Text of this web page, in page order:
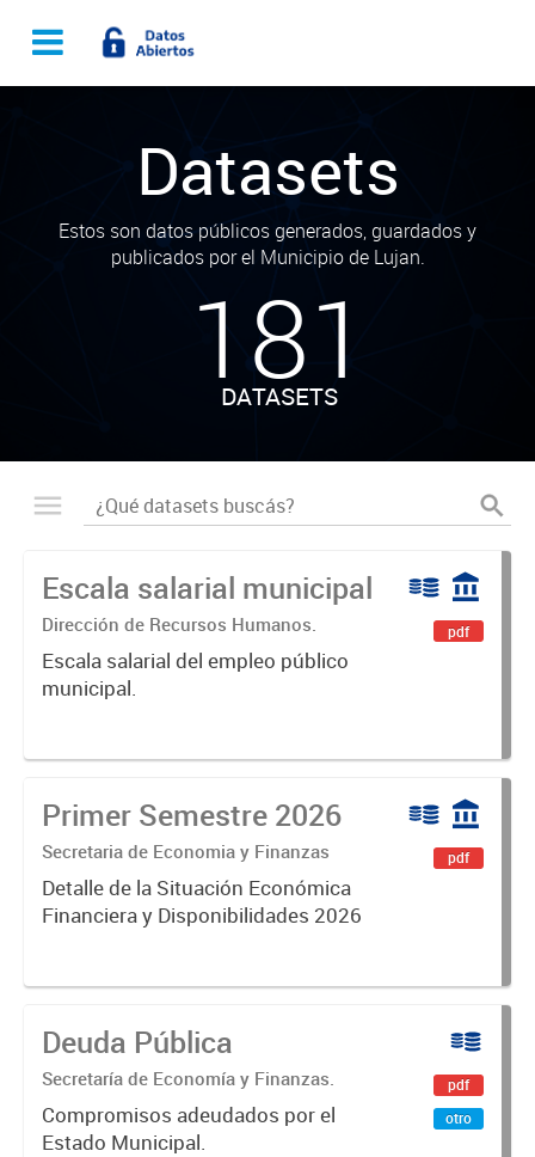
Datasets
Estos son datos públicos generados, guardados y
publicados por el Municipio de Lujan.
181
DATASETS
Escala salarial municipal
Dirección de Recursos Humanos.
Escala salarial del empleo público
municipal.
pdf
Primer Semestre 2026
Secretaria de Economia y Finanzas
Detalle de la Situación Económica
Financiera y Disponibilidades 2026
pdf
Deuda Pública
Secretaría de Economía y Finanzas.
Compromisos adeudados por el
Estado Municipal.
pdf
otro